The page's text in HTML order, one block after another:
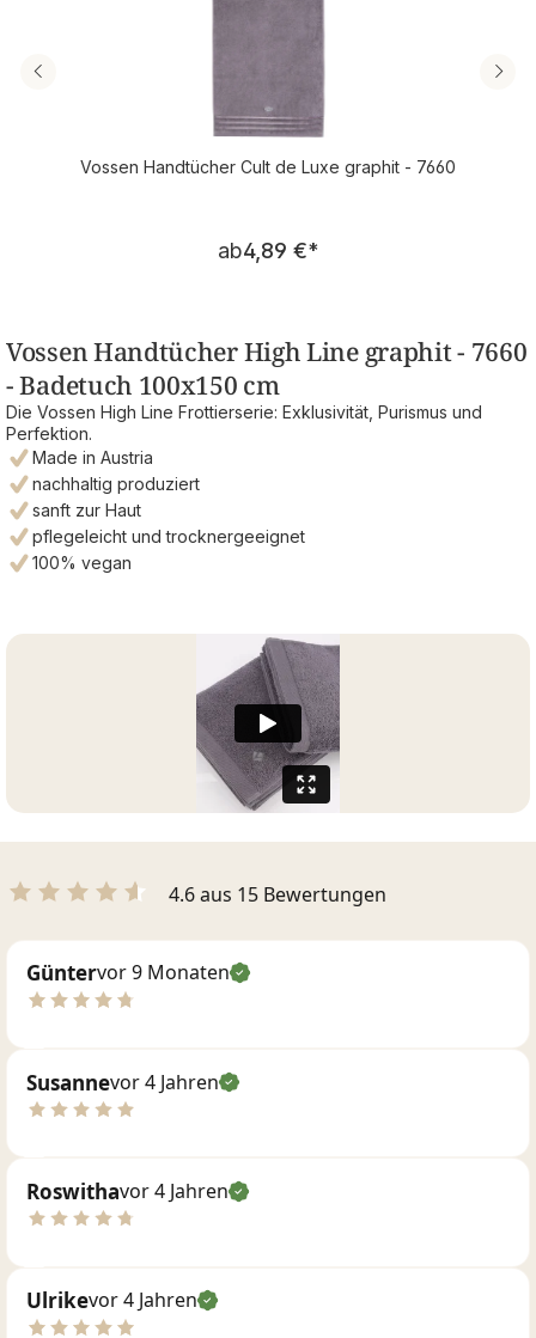
Vossen Handtücher Cult de Luxe graphit - 7660
Regulärer Preis:
ab4,89 €*
Vossen Handtücher High Line graphit - 7660
- Badetuch 100x150 cm
Die Vossen High Line Frottierserie: Exklusivität, Purismus und
Perfektion.
Made in Austria
nachhaltig produziert
sanft zur Haut
pflegeleicht und trocknergeeignet
100% vegan
4.6 aus 15 Bewertungen
Güntervor 9 Monaten
Susannevor 4 Jahren
Roswithavor 4 Jahren
Ulrikevor 4 Jahren